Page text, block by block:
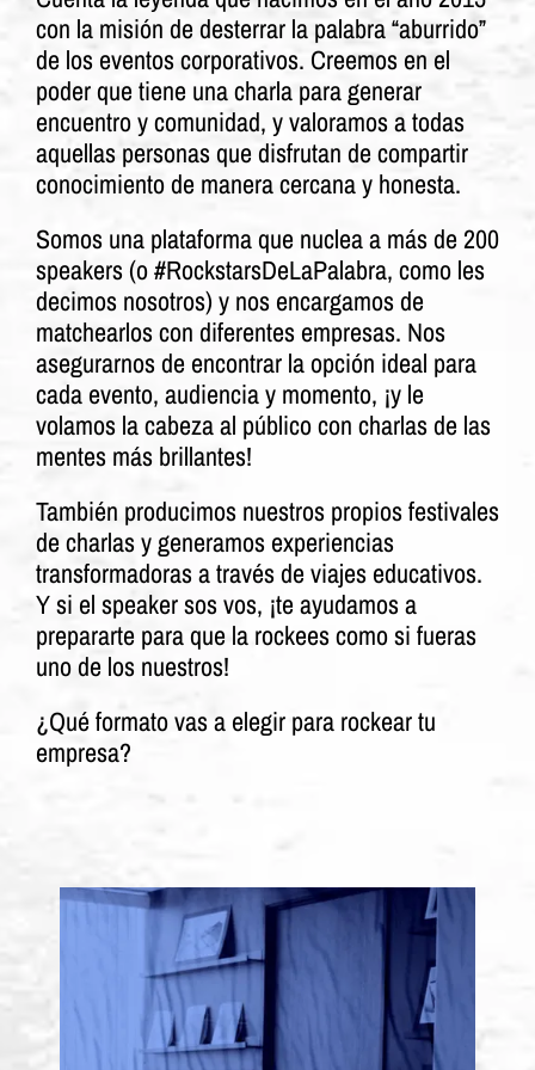
con la misión de desterrar la palabra “aburrido”
de los eventos corporativos. Creemos en el
poder que tiene una charla para generar
encuentro y comunidad, y valoramos a todas
aquellas personas que disfrutan de compartir
conocimiento de manera cercana y honesta.
Somos una plataforma que nuclea a más de 200
speakers (o #RockstarsDeLaPalabra, como les
decimos nosotros) y nos encargamos de
matchearlos con diferentes empresas. Nos
asegurarnos de encontrar la opción ideal para
cada evento, audiencia y momento, ¡y le
volamos la cabeza al público con charlas de las
mentes más brillantes!
También producimos nuestros propios festivales
de charlas y generamos experiencias
transformadoras a través de viajes educativos.
Y si el speaker sos vos, ¡te ayudamos a
prepararte para que la rockees como si fueras
uno de los nuestros!
¿Qué formato vas a elegir para rockear tu
empresa?
Estamos
preparados para co-crear
experiencias únicas
a través de charlas,
masterclasses, workshops y cualquier